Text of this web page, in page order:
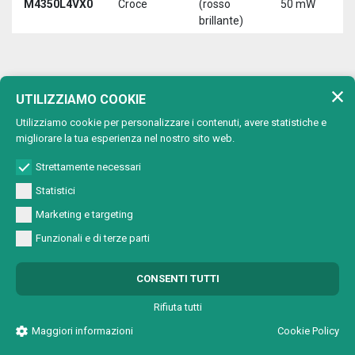
M4350L4VX0 Croce
(rosso
brillante)
50 mW
Lunghezza d'onda:650 nm (rosso)
Tipo di
proiezione
Lunghezza
M4501A2VC0 Cerchio
Linea
650 nm
(rosso)
M4501A2VX0 Croce 1 mW
UTILIZZIAMO COOKIE
Utilizziamo cookie per personalizzare i contenuti, avere statistiche e
migliorare la tua esperienza nel nostro sito web.
Strettamente necessari
Statistici
Marketing e targeting
Funzionali e di terze parti
CONSENTI TUTTI
Rifiuta tutti
Maggiori informazioni
Cookie Policy